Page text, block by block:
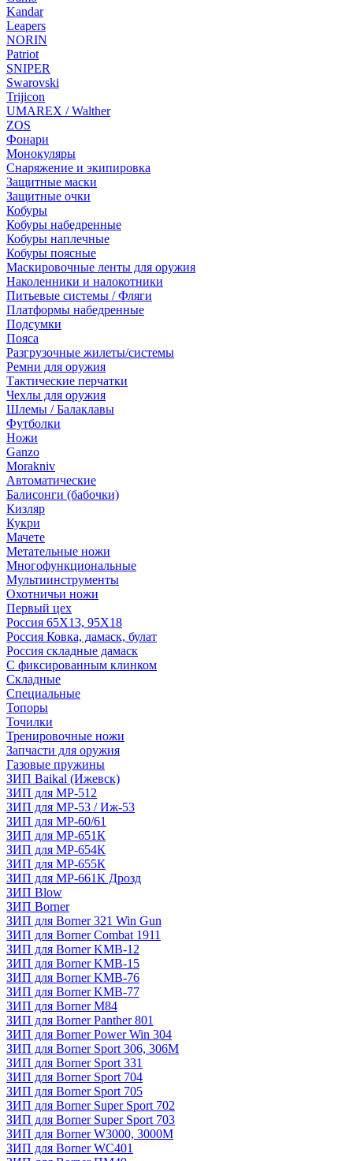
Kandar
Leapers
NORIN
Patriot
SNIPER
Swarovski
Trijicon
UMAREX / Walther
ZOS
Фонари
Монокуляры
Снаряжение и экипировка
Защитные маски
Защитные очки
Кобуры
Кобуры набедренные
Кобуры наплечные
Кобуры поясные
Маскировочные ленты для оружия
Наколенники и налокотники
Питьевые системы / Фляги
Платформы набедренные
Подсумки
Пояса
Разгрузочные жилеты/системы
Ремни для оружия
Тактические перчатки
Чехлы для оружия
Шлемы / Балаклавы
Футболки
Ножи
Ganzo
Morakniv
Автоматические
Балисонги (бабочки)
Кизляр
Кукри
Мачете
Метательные ножи
Многофункциональные
Мультиинструменты
Охотничьи ножи
Первый цех
Россия 65Х13, 95Х18
Россия Ковка, дамаск, булат
Россия складные дамаск
С фиксированным клинком
Складные
Специальные
Топоры
Точилки
Тренировочные ножи
Запчасти для оружия
Газовые пружины
ЗИП Baikal (Ижевск)
ЗИП для МР-512
ЗИП для МР-53 / Иж-53
ЗИП для МР-60/61
ЗИП для МР-651К
ЗИП для МР-654К
ЗИП для МР-655К
ЗИП для МР-661К Дрозд
ЗИП Blow
ЗИП Borner
ЗИП для Borner 321 Win Gun
ЗИП для Borner Combat 1911
ЗИП для Borner KMB-12
ЗИП для Borner KMB-15
ЗИП для Borner KMB-76
ЗИП для Borner KMB-77
ЗИП для Borner M84
ЗИП для Borner Panther 801
ЗИП для Borner Power Win 304
ЗИП для Borner Sport 306, 306M
ЗИП для Borner Sport 331
ЗИП для Borner Sport 704
ЗИП для Borner Sport 705
ЗИП для Borner Super Sport 702
ЗИП для Borner Super Sport 703
ЗИП для Borner W3000, 3000М
ЗИП для Borner WC401